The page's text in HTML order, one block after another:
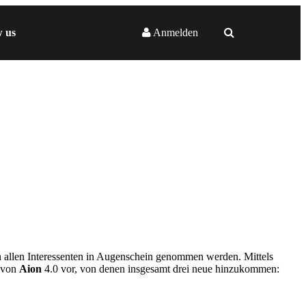
us Anmelden
Interessenten in Augenschein genommen werden. Mittels
Aion 4.0 vor, von denen insgesamt drei neue hinzukommen: